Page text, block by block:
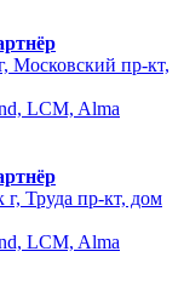
Московский пр-кт,
LCM, Alma
г, Труда пр-кт, дом
LCM, Alma